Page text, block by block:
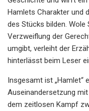
Hamlets Charakter und
des Stücks bilden. Wole
Verzweiflung der
umgibt, verleiht der
hinterlässt beim Leser
Insgesamt ist „Hamlet“
Auseinandersetzung
dem zeitlosen Kampf